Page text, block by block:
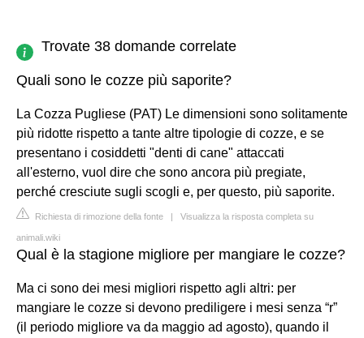
Trovate 38 domande correlate
Quali sono le cozze più saporite?
La Cozza Pugliese (PAT) Le dimensioni sono solitamente
più ridotte rispetto a tante altre tipologie di cozze, e se
presentano i cosiddetti "denti di cane" attaccati
all'esterno, vuol dire che sono ancora più pregiate,
perché cresciute sugli scogli e, per questo, più saporite.
Richiesta di rimozione della fonte | Visualizza la risposta completa su
animali.wiki
Qual è la stagione migliore per mangiare le cozze?
Ma ci sono dei mesi migliori rispetto agli altri: per
mangiare le cozze si devono prediligere i mesi senza “r”
(il periodo migliore va da maggio ad agosto), quando il